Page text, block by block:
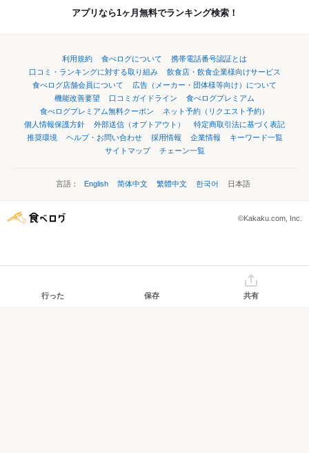
アプリなら1ヶ月無料でランキング検索！
利用規約 食べログについて
携帯電話番号認証とは
口コミ・ランキングに対する取り組み
飲食店・飲食企業様向けサービス
食べログ店舗会員について
広告（メーカー・団体様等向け）について
機能改善要望
口コミガイドライン
食べログプレミアム
食べログプレミアム無料クーポン
ネット予約（リクエスト予約）
個人情報保護方針
外部送信（オプトアウト）
特定商取引法に基づく表記
推奨環境
ヘルプ・お問い合わせ 採用情報 企業情報
キーワード一覧
サイトマップ
チェーン一覧
言語： English 简体中文 繁體中文 한국어 日本語
©Kakaku.com, Inc.
行った 保存 共有